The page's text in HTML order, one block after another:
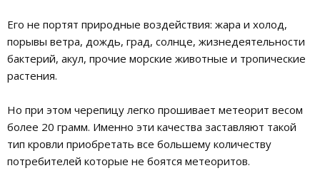
Его не портят природные воздействия: жара и холод,
порывы ветра, дождь, град, солнце, жизнедеятельности
бактерий, акул, прочие морские животные и тропические
растения.
Но при этом черепицу легко прошивает метеорит весом
более 20 грамм. Именно эти качества заставляют такой
тип кровли приобретать все большему количеству
потребителей которые не боятся метеоритов.